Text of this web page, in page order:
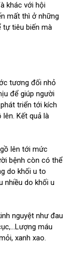
khác với hội
mất thì ở những
tự tiêu biến mà
tương đối nhỏ
để giúp người
triển tới kích
Kết quả là
lên tới mức
bệnh còn có thể
do khối u to
nhiều do khối u
nguyệt như đau
máu
xanh xao.